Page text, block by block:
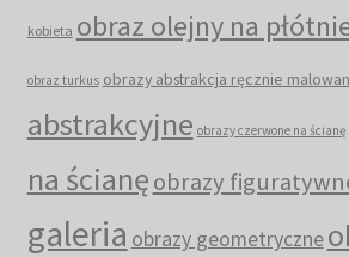
kobieta obraz olejny na
obraz turkus obrazy abstrakcja ręcznie
abstrakcyjne obrazy czerwone na ścianę
na ścianęobrazy
galeria obrazy geometryczne